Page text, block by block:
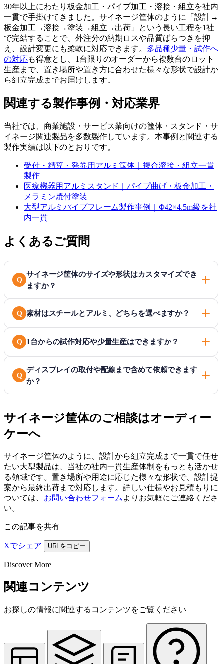
30年以上にわたり板金加工・パイプ加工・溶接・組立を社内
一貫で手掛けてきました。サイネージ筐体のように「設計→
板金加工→溶接→塗装→組立→出荷」という長い工程を1社
で完結することで、外注分の納期ロスや品質ばらつきを抑
え、設計変更にも柔軟に対応できます。 多品種少量・試作へ
の対応も得意とし、1台限りのオーダーから複数台のロット
生産まで、置き場所や置き方に合わせた様々な形状で設計か
ら組立完成までお届けします。
関連する製作事例・対応業界
当社では、商業施設・サービス業向けの筺体・スタンド・サ
イネージ関連製品を多数製作しています。本事例と関連する
製作実績は以下のとおりです。
受付・精算・発券用アルミ筺体｜複合溶接・組立一貫
製作
医療機器用アルミスタンド｜パイプ曲げ・板金加工・
メラミン焼付塗装
大型アルミパイプフレーム製作事例｜Φ42×4.5m級を社
内一貫
よくあるご質問
Q
サイネージ筐体のサイズや形状はカスタマイズでき
ますか？
Q 素材はスチールとアルミ、どちらを選べますか？
Q 1台からの試作対応や少量生産はできますか？
Q
ディスプレイの取付や配線まで含めて依頼できます
か？
サイネージ筐体のご相談はオーディー
ケーへ
サイネージ筐体のように、設計から組立完成まで一貫で任せ
たい大型製品は、当社の社内一貫生産体制をもっとも活かせ
る領域です。置き場所や用途に応じた様々な形状で、設計提
案から最終出荷まで対応します。詳しい仕様やお見積もりに
ついては、 お問い合わせフォームよりお気軽にご連絡くださ
い。
この記事を共有
Xでシェア URLをコピー
Discover More
関連コンテンツ
お探しの情報に関連するコンテンツをご覧ください